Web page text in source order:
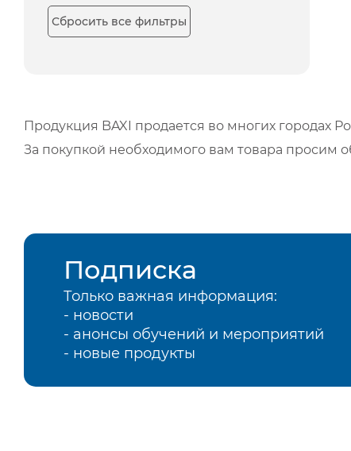
Сбросить все фильтры
Продукция BAXI продается во многих городах
За покупкой необходимого вам товара
Подписка
Только важная информация:
- новости
- анонсы обучений и мероприятий
- новые продукты